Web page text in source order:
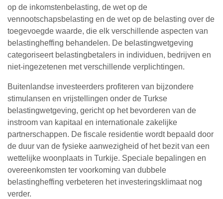
op de inkomstenbelasting, de wet op de
vennootschapsbelasting en de wet op de belasting over de
toegevoegde waarde, die elk verschillende aspecten van
belastingheffing behandelen. De belastingwetgeving
categoriseert belastingbetalers in individuen, bedrijven en
niet-ingezetenen met verschillende verplichtingen.
Buitenlandse investeerders profiteren van bijzondere
stimulansen en vrijstellingen onder de Turkse
belastingwetgeving, gericht op het bevorderen van de
instroom van kapitaal en internationale zakelijke
partnerschappen. De fiscale residentie wordt bepaald door
de duur van de fysieke aanwezigheid of het bezit van een
wettelijke woonplaats in Turkije. Speciale bepalingen en
overeenkomsten ter voorkoming van dubbele
belastingheffing verbeteren het investeringsklimaat nog
verder.